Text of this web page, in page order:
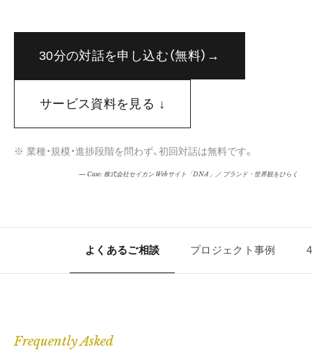
— Case: 株式会社セイカン Webサイト「DNA」／ ブランド・世界観をひらく
30分の対話を申し込む（無料）→
サービス資料を見る ↓
※ 業種・規模・進捗段階を問わず、初回対話は無料です。
よくあるご相談 プロジェクト事例
Frequently Asked